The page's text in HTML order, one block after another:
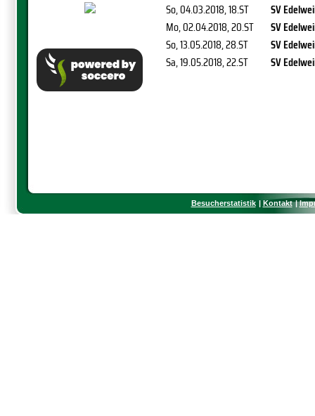
So, 04.03.2018, 18.ST
SV
Mo, 02.04.2018, 20.ST
SV
So, 13.05.2018, 28.ST
SV
Sa, 19.05.2018, 22.ST SV
Besucherstatistik Kontakt